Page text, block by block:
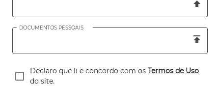
DOCUMENTOS PESSOAIS
Declaro que li e concordo com os Termos de Uso
do site.